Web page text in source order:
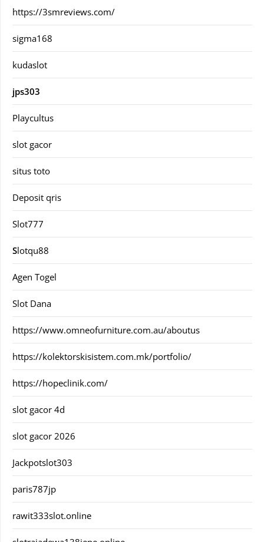
https://3smreviews.com/
sigma168
kudaslot
jps303
Playcultus
slot gacor
situs toto
Deposit qris
Slot777
Slotqu88
Agen Togel
Slot Dana
https://www.omneofurniture.com.au/aboutus
https://kolektorskisistem.com.mk/portfolio/
https://hopeclinik.com/
slot gacor 4d
slot gacor 2026
Jackpotslot303
paris787jp
rawit333slot.online